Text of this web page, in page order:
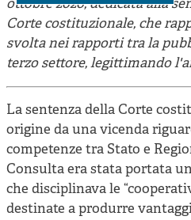
Colophon
Autori
Archivio
Argomenti
Tutti gli articoli
Autori
Argomenti
Tutti i dossier
Workshop Impresa Sociale
Impresa sociale, reciprocità e
Innovazione sociale
Cooperative di comunità
Impresa sociale e democrazia
Acini di fuoco - Dossier
Chi siamo
Contatti
Sostienici
ottobre 2020, dedicata alla
Corte costituzionale, che
svolta nei rapporti tra la
terzo settore, legittimando
La sentenza della Corte
origine da una vicenda
competenze tra Stato e
Consulta era stata portata
che disciplinava le
destinate a produrre